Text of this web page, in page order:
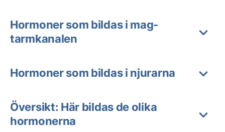
Hormoner som bildas i mag-
tarmkanalen
Hormoner som bildas i njurarna
Översikt: Här bildas de olika
hormonerna